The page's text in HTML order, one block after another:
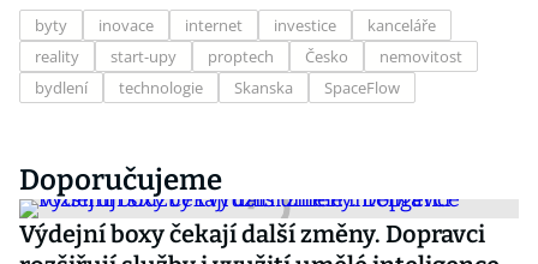
byty inovace internet investice
kanceláře
reality
start-upy proptech Česko
nemovitost
bydlení
technologie Skanska SpaceFlow
Doporučujeme
Výdejní boxy čekají další změny. Dopravci